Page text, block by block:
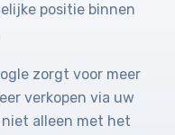
positie binnen
zorgt voor meer
verkopen via uw
alleen met het